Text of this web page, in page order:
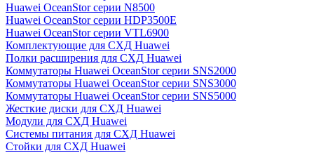
Huawei OceanStor серии N8500
Huawei OceanStor серии HDP3500E
Huawei OceanStor серии VTL6900
Комплектующие для СХД Huawei
Полки расширения для СХД Huawei
Коммутаторы Huawei OceanStor серии SNS2000
Коммутаторы Huawei OceanStor серии SNS3000
Коммутаторы Huawei OceanStor серии SNS5000
Жесткие диски для СХД Huawei
Модули для СХД Huawei
Системы питания для СХД Huawei
Стойки для СХД Huawei